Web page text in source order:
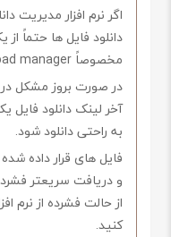
اگر نرم افزار مدیریت
دانلود فایل ها حتماً از
مخصوصاً internet download manager استفاده کنید.
در صورت بروز مشکل در
آخر لینک دانلود فایل
به راحتی دانلود شود.
فایل های قرار داده
و دریافت سریعتر
کنید.